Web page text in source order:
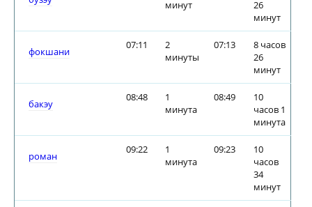
минут
26
минут
фокшани
07:11
2
минуты
07:13
8 часов
26
минут
бакэу
08:48
1
минута
08:49
10
часов 1
минута
роман
09:22
1
минута
09:23
10
часов
34
минут